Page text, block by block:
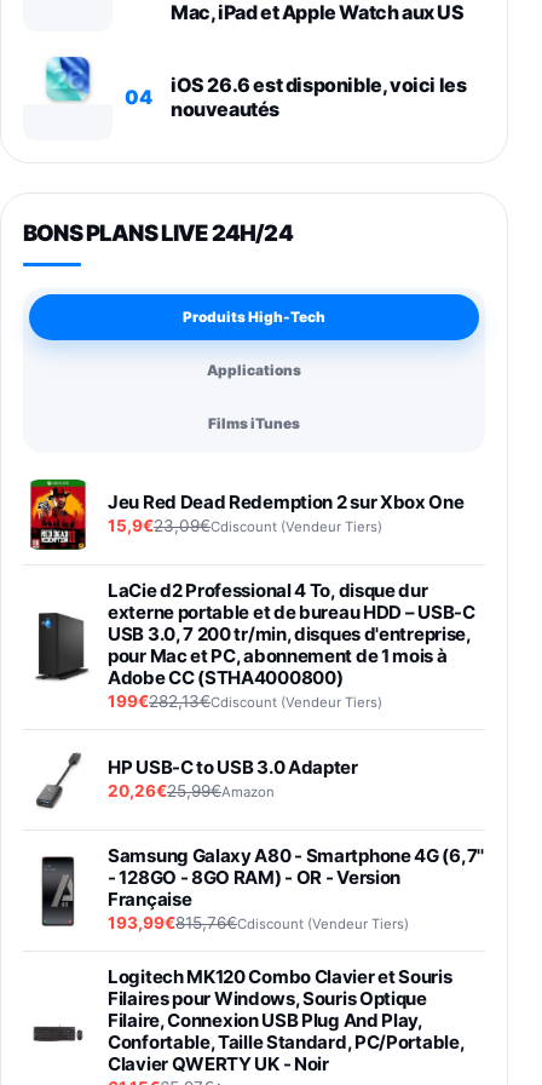
Mac, iPad et Apple Watch aux US
04
iOS 26.6 est disponible, voici les
nouveautés
BONS PLANS LIVE 24H/24
Produits High-Tech
Applications
Films iTunes
Jeu Red Dead Redemption 2 sur Xbox One
15,9€23,09€Cdiscount (Vendeur Tiers)
LaCie d2 Professional 4 To, disque dur
externe portable et de bureau HDD – USB-C
USB 3.0, 7 200 tr/min, disques d'entreprise,
pour Mac et PC, abonnement de 1 mois à
Adobe CC (STHA4000800)
199€282,13€Cdiscount (Vendeur Tiers)
HP USB-C to USB 3.0 Adapter
20,26€25,99€Amazon
Samsung Galaxy A80 - Smartphone 4G (6,7''
- 128GO - 8GO RAM) - OR - Version
Française
193,99€815,76€Cdiscount (Vendeur Tiers)
Logitech MK120 Combo Clavier et Souris
Filaires pour Windows, Souris Optique
Filaire, Connexion USB Plug And Play,
Confortable, Taille Standard, PC/Portable,
Clavier QWERTY UK - Noir